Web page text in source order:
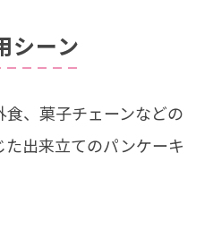
シーン
、菓子チェーンなどの
出来立てのパンケーキ